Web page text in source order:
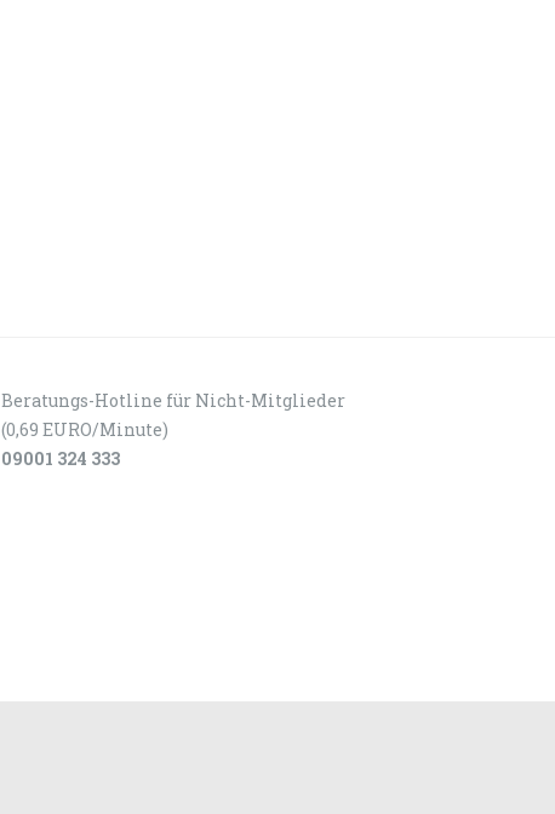
Beratungs-Hotline für Nicht-Mitglieder
(0,69 EURO/Minute)
09001 324 333